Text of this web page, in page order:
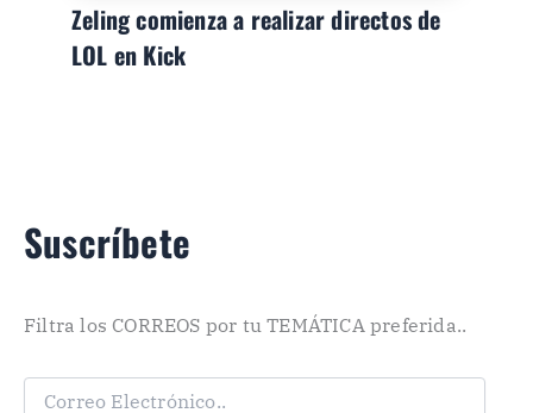
Zeling comienza a realizar directos de
LOL en Kick
Suscríbete
Filtra los CORREOS por tu TEMÁTICA preferida..
C